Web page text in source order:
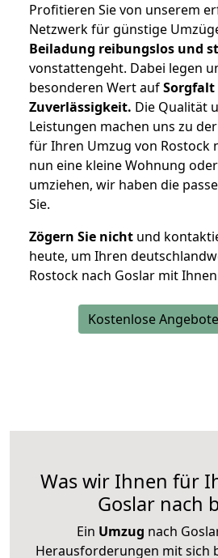
Profitieren Sie von unserem
Netzwerk für günstige
Beiladung reibungslos und
vonstattengeht. Dabei legen
besonderen Wert aufSorgfalt
Zuverlässigkeit. Die Qualität
Leistungen machen uns zu
für Ihren Umzug von Rostock
nun eine kleine Wohnung
umziehen, wir haben die
Sie.
Zögern Sie nicht und
heute, um Ihren
Rostock nach Goslar mit
Kostenlose
Was wir Ihnen für
Goslar nach
Ein Umzug nach
Herausforderungen mit sich